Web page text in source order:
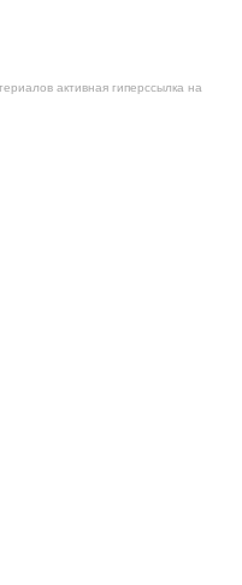
активная гиперссылка на